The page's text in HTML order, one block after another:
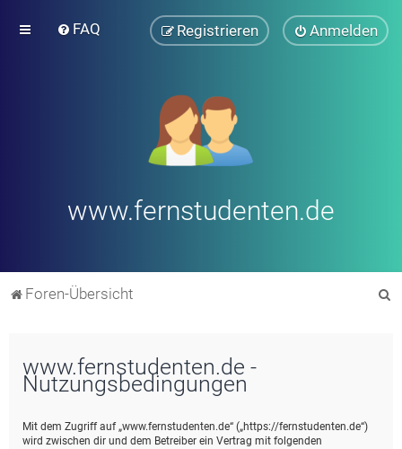
FAQ Anmelden
Registrieren
www.fernstudenten.de
Foren-Übersicht
www.fernstudenten.de -
Nutzungsbedingungen
Mit dem Zugriff auf „www.fernstudenten.de“ („https://fernstudenten.de“)
wird zwischen dir und dem Betreiber ein Vertrag mit folgenden